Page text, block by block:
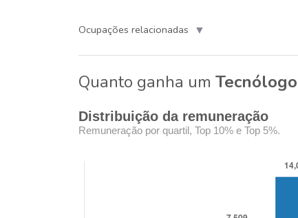
Ocupações relacionadas ▼
Quanto ganha um
Distribuição da remuneração
Remuneração por quartil, Top 10% e Top 5%.